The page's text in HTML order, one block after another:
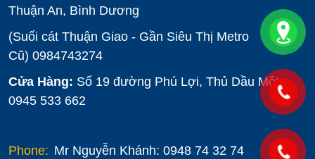
Thuận An, Bình Dương
(Suối cát Thuận Giao - Gần Siêu Thị Metro
Cũ) 0984743274
Cửa Hàng: Số 19 đường Phú Lợi, Thủ Dầu Một :
0945 533 662
Phone: Mr Nguyễn Khánh: 0948 74 32 74